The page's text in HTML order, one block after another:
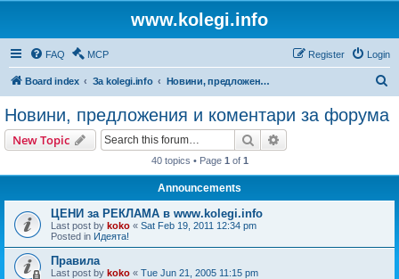
www.kolegi.info
FAQ MCP Login
Register
Board index За kolegi.info Новини, предложения и коментари за форума
a
Новини, предложения и коментари за форума
New Topic Search
40 topics • Page 1 of 1
Announcements
ЦЕНИ за РЕКЛАМА в www.kolegi.info
Last post by koko « Sat Feb 19, 2011 12:34 pm
Posted in Идеята!
Правила
Last post by koko « Tue Jun 21, 2005 11:15 pm